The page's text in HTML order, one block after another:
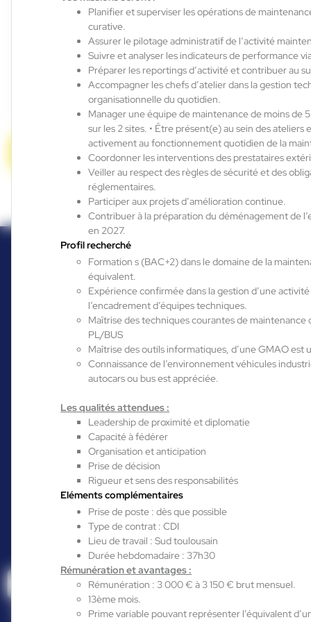
Planifier et superviser les opérations de
curative.
Assurer le pilotage administratif de l’activité
Suivre et analyser les indicateurs de performance
Préparer les reportings d’activité et contribuer au
Accompagner les chefs d’atelier dans la gestion
organisationnelle du quotidien.
Manager une équipe de maintenance de moins de
sur les 2 sites. • Être présent(e) au sein des ateliers
activement au fonctionnement quotidien de la
Coordonner les interventions des prestataires
Veiller au respect des règles de sécurité et des
réglementaires.
Participer aux projets d’amélioration continue.
Contribuer à la préparation du déménagement de
en 2027.
Profil recherché
Formation s (BAC+2) dans le domaine de la
équivalent.
Expérience confirmée dans la gestion d’une
l’encadrement d’équipes techniques.
Maîtrise des techniques courantes de maintenance
PL/BUS
Maîtrise des outils informatiques, d’une GMAO est
Connaissance de l’environnement véhicules
autocars ou bus est appréciée.
Les qualités attendues :
Leadership de proximité et diplomatie
Capacité à fédérer
Organisation et anticipation
Prise de décision
Rigueur et sens des responsabilités
Eléments complémentaires
Prise de poste : dès que possible
Type de contrat : CDI
Lieu de travail : Sud toulousain
Durée hebdomadaire : 37h30
Rémunération et avantages :
Rémunération : 3 000 € à 3 150 € brut mensuel.
13ème mois.
Prime variable pouvant représenter l’équivalent
Auterive , France
12,31 €/h - 12,50 €/h
29/07/26 Au:14/08/26
1sur 8
Suivant »
Candidature spontanée
Vous êtes déjà
candidat de notre
agence, accédez à
votre espace
personnalisé et
discutez avec nous !
Ce n’est pas encore le